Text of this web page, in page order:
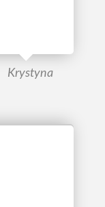
Krystyna